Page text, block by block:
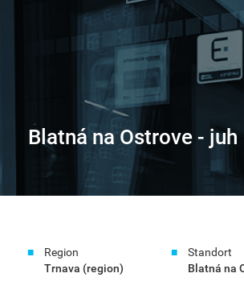
Blatná na Ostrove - juh
Region
Trnava (region)
Standort
Blatná na